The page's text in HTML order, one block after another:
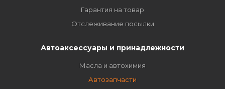
Гарантия на товар
Отслеживание посылки
Автоаксессуары и принадлежности
Масла и автохимия
Автозапчасти